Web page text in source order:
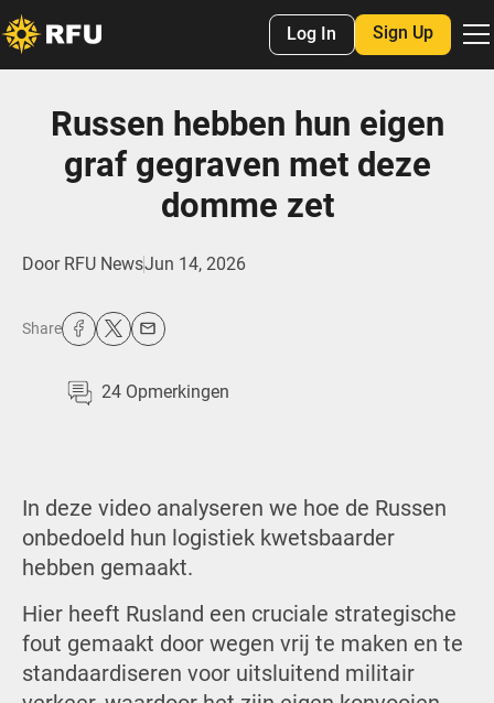
Log In Sign Up
Russen hebben hun eigen
graf gegraven met deze
domme zet
Door RFU NewsJun 14, 2026
Share
24 Opmerkingen
In deze video analyseren we hoe de Russen
onbedoeld hun logistiek kwetsbaarder
hebben gemaakt.
Hier heeft Rusland een cruciale strategische
fout gemaakt door wegen vrij te maken en te
standaardiseren voor uitsluitend militair